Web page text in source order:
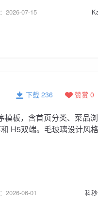
2026-07-15
赞赏 0
下载 236
模板，含首页分类、菜品
H5双端。毛玻璃设计风格
2026-06-01 科